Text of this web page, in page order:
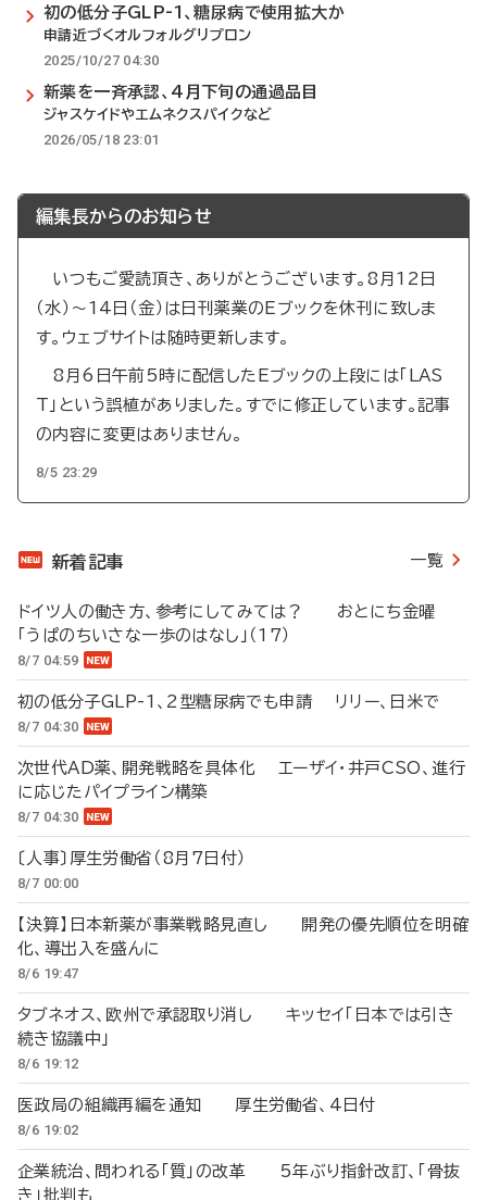
初の低分子GLP-1、糖尿病で使用拡大か
申請近づくオルフォルグリプロン
2025/10/27 04:30
新薬を一斉承認、4月下旬の通過品目
ジャスケイドやエムネクスパイクなど
2026/05/18 23:01
編集長からのお知らせ
いつもご愛読頂き、ありがとうございます。8月12日
（水）～14日（金）は日刊薬業のEブックを休刊に致しま
す。ウェブサイトは随時更新します。
8月6日午前5時に配信したEブックの上段には「LAS
T」という誤植がありました。すでに修正しています。記事
の内容に変更はありません。
8/5 23:29
新着記事 一覧
ドイツ人の働き方、参考にしてみては？ おとにち金曜
「うぱのちいさな一歩のはなし」（17）
8/7 04:59
初の低分子GLP-1、2型糖尿病でも申請 リリー、日米で
8/7 04:30
次世代AD薬、開発戦略を具体化 エーザイ・井戸CSO、進行
に応じたパイプライン構築
8/7 04:30
〔人事〕厚生労働省（8月7日付）
8/7 00:00
【決算】日本新薬が事業戦略見直し 開発の優先順位を明確
化、導出入を盛んに
8/6 19:47
タブネオス、欧州で承認取り消し キッセイ「日本では引き
続き協議中」
8/6 19:12
医政局の組織再編を通知 厚生労働省、4日付
8/6 19:02
企業統治、問われる「質」の改革 5年ぶり指針改訂、「骨抜
き」批判も